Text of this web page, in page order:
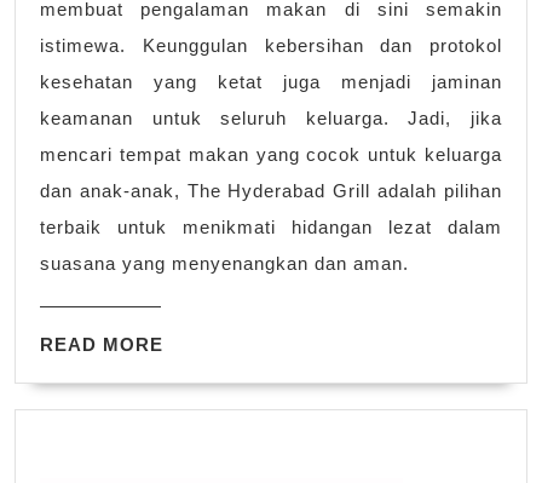
membuat pengalaman makan di sini semakin
istimewa. Keunggulan kebersihan dan protokol
kesehatan yang ketat juga menjadi jaminan
keamanan untuk seluruh keluarga. Jadi, jika
mencari tempat makan yang cocok untuk keluarga
dan anak-anak, The Hyderabad Grill adalah pilihan
terbaik untuk menikmati hidangan lezat dalam
suasana yang menyenangkan dan aman.
READ MORE